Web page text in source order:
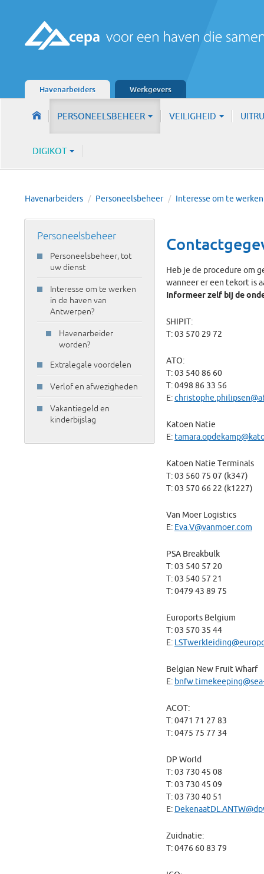
Havenarbeiders Werkgevers
PERSONEELSBEHEER VEILIGHEID
DIGIKOT
Havenarbeiders / Personeelsbeheer / Interesse om te
Personeelsbeheer
Personeelsbeheer, tot
uw dienst
Interesse om te werken
in de haven van
Antwerpen?
Havenarbeider
worden?
Extralegale voordelen
Verlof en afwezigheden
Vakantiegeld en
kinderbijslag
Heb je de procedure om
wanneer er een tekort is
Informeer zelf bij de
SHIPIT:
T: 03 570 29 72
ATO:
T: 03 540 86 60
T: 0498 86 33 56
E:
Katoen Natie
E:
Katoen Natie Terminals
T: 03 560 75 07 (k347)
T: 03 570 66 22 (k1227)
Van Moer Logistics
E: Eva.V@vanmoer.com
PSA Breakbulk
T: 03 540 57 20
T: 03 540 57 21
T: 0479 43 89 75
Euroports Belgium
T: 03 570 35 44
E:
Belgian New Fruit Wharf
E:
ACOT:
T: 0471 71 27 83
T: 0475 75 77 34
DP World
T: 03 730 45 08
T: 03 730 45 09
T: 03 730 40 51
E:
Zuidnatie:
T: 0476 60 83 79